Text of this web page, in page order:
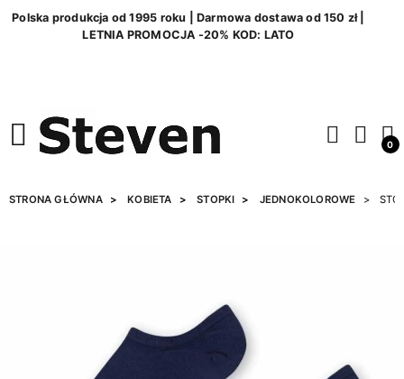
Polska produkcja od 1995 roku | Darmowa dostawa od 150 zł |
LETNIA PROMOCJA -20% KOD: LATO
0
STRONA GŁÓWNA KOBIETA STOPKI JEDNOKOLOROWE